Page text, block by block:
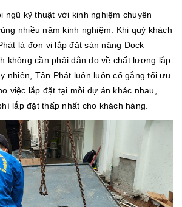
ngũ kỹ thuật với kinh nghiệm chuyên
nhiều năm kinh nghiệm. Khi quý khách
là đơn vị lắp đặt sàn nâng Dock
không cần phải đắn đo về chất lượng lắp
nhiên, Tân Phát luôn luôn cố gắng tối ưu
việc lắp đặt tại mỗi dự án khác nhau,
lắp đặt thấp nhất cho khách hàng.